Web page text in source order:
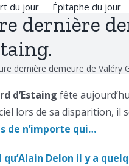
du jour Épitaphe du jour
dernière
dernière demeure de Valéry
d’Estaing fête
lors de sa disparition, il
de n’importe qui…
Delon il y a